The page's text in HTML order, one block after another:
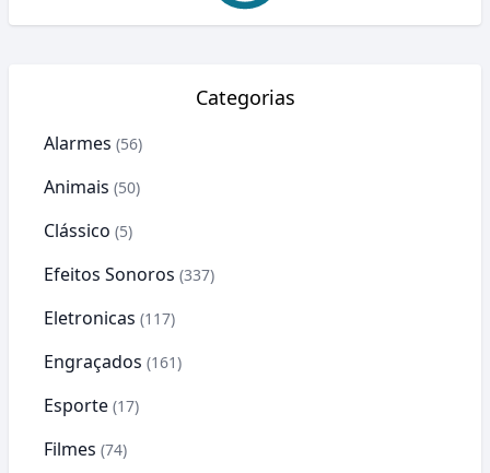
Categorias
Alarmes (56)
Animais (50)
Clássico (5)
Efeitos Sonoros (337)
Eletronicas (117)
Engraçados (161)
Esporte (17)
Filmes (74)